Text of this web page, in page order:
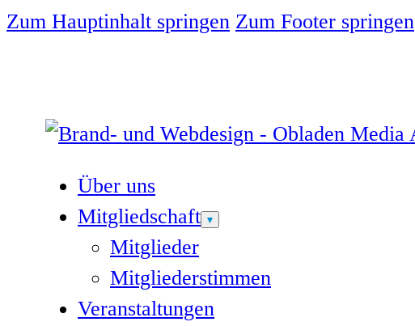
Zum Hauptinhalt springen Zum Footer springen
Über uns
Mitgliedschaft
Mitglieder
Mitgliederstimmen
Veranstaltungen